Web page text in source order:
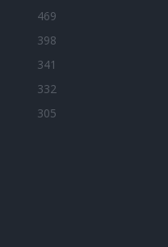
469
398
341
332
305